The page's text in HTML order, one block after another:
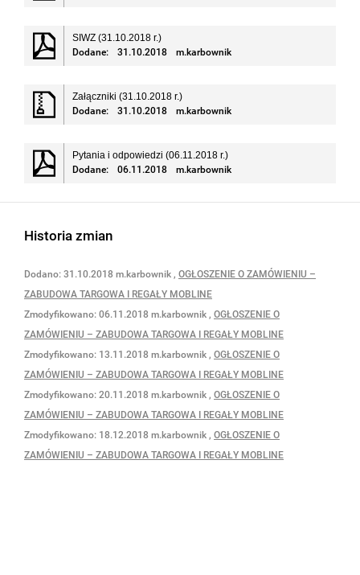
SIWZ (31.10.2018 r.)
Dodane:
31.10.2018 m.karbownik
Załączniki (31.10.2018 r.)
Dodane:
31.10.2018 m.karbownik
Pytania i odpowiedzi (06.11.2018 r.)
Dodane:
06.11.2018 m.karbownik
Historia zmian
Dodano: 31.10.2018 m.karbownik , OGŁOSZENIE O ZAMÓWIENIU –
ZABUDOWA TARGOWA I REGAŁY MOBLINE
Zmodyfikowano: 06.11.2018 m.karbownik , OGŁOSZENIE O
ZAMÓWIENIU – ZABUDOWA TARGOWA I REGAŁY MOBLINE
Zmodyfikowano: 13.11.2018 m.karbownik , OGŁOSZENIE O
ZAMÓWIENIU – ZABUDOWA TARGOWA I REGAŁY MOBLINE
Zmodyfikowano: 20.11.2018 m.karbownik , OGŁOSZENIE O
ZAMÓWIENIU – ZABUDOWA TARGOWA I REGAŁY MOBLINE
Zmodyfikowano: 18.12.2018 m.karbownik , OGŁOSZENIE O
ZAMÓWIENIU – ZABUDOWA TARGOWA I REGAŁY MOBLINE